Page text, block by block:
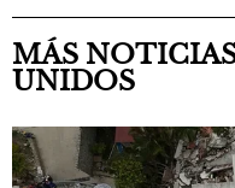
MÁS
UNIDOS